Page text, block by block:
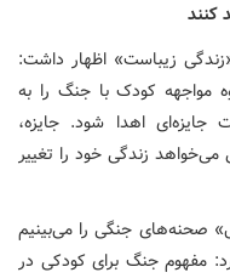
کنند
زیباست» اظهار داشت:
مواجهه کودک با جنگ را به
جایزه‌ای اهدا شود. جایزه،
زندگی خود را تغییر
صحنه‌های جنگی را می‌بینیم
مفهوم جنگ برای کودکی در